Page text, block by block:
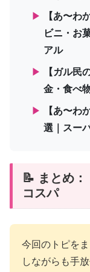
▶
【あ〜わ
ビニ・お
アル
▶
【ガル民
金・食べ
▶
【あ〜わ
選｜スー
📝 まとめ
コスパ
今回のトピを
しながらも手